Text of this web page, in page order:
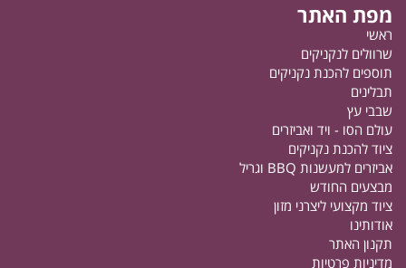
מפת האתר
ראשי
שרוולים לנקניקים
תוספים להכנת נקניקים
תבלינים
שבבי עץ
עולם הסו - ויד ואביזרים
ציוד להכנת נקניקים
אביזרים למעשנות BBQ וגריל
מבצעים החודש
ציוד מקצועי ליצרני מזון
אודותינו
תקנון האתר
מדיניות פרטיות